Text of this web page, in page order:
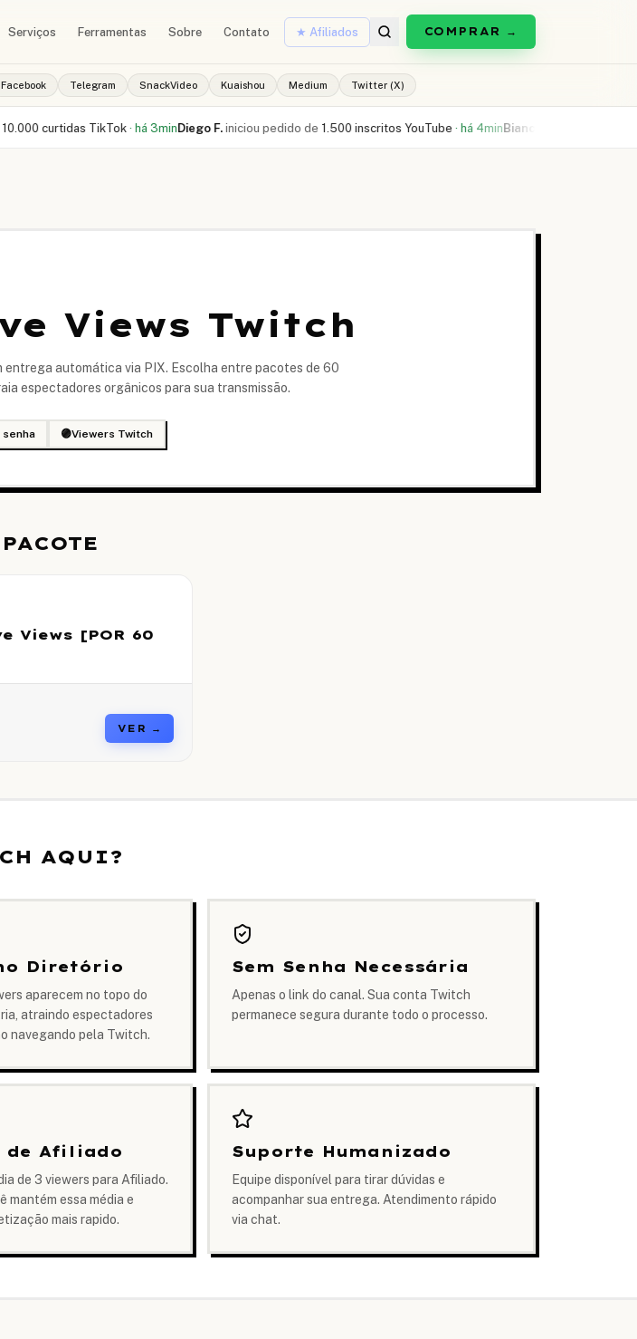
Serviços Ferramentas Sobre Contato ★ Afiliados COMPRAR →
Facebook Telegram SnackVideo Kuaishou Medium Twitter (X)
TikTok·há 3minDiego F. iniciou pedido de 1.500 inscritos YouTube ·há 4minBianca L. comprou
Views Twitch
entrega automática via PIX. Escolha entre pacotes de 60
espectadores orgânicos para sua transmissão.
senha 🟣Viewers Twitch
Views [POR 60
VER →
AQUI?
Diretório
aparecem no topo do
atraindo espectadores
navegando pela Twitch.
Sem Senha Necessária
Apenas o link do canal. Sua conta Twitch
permanece segura durante todo o processo.
de Afiliado
de 3 viewers para Afiliado.
mantém essa média e
mais rapido.
Suporte Humanizado
Equipe disponível para tirar dúvidas e
acompanhar sua entrega. Atendimento rápido
via chat.